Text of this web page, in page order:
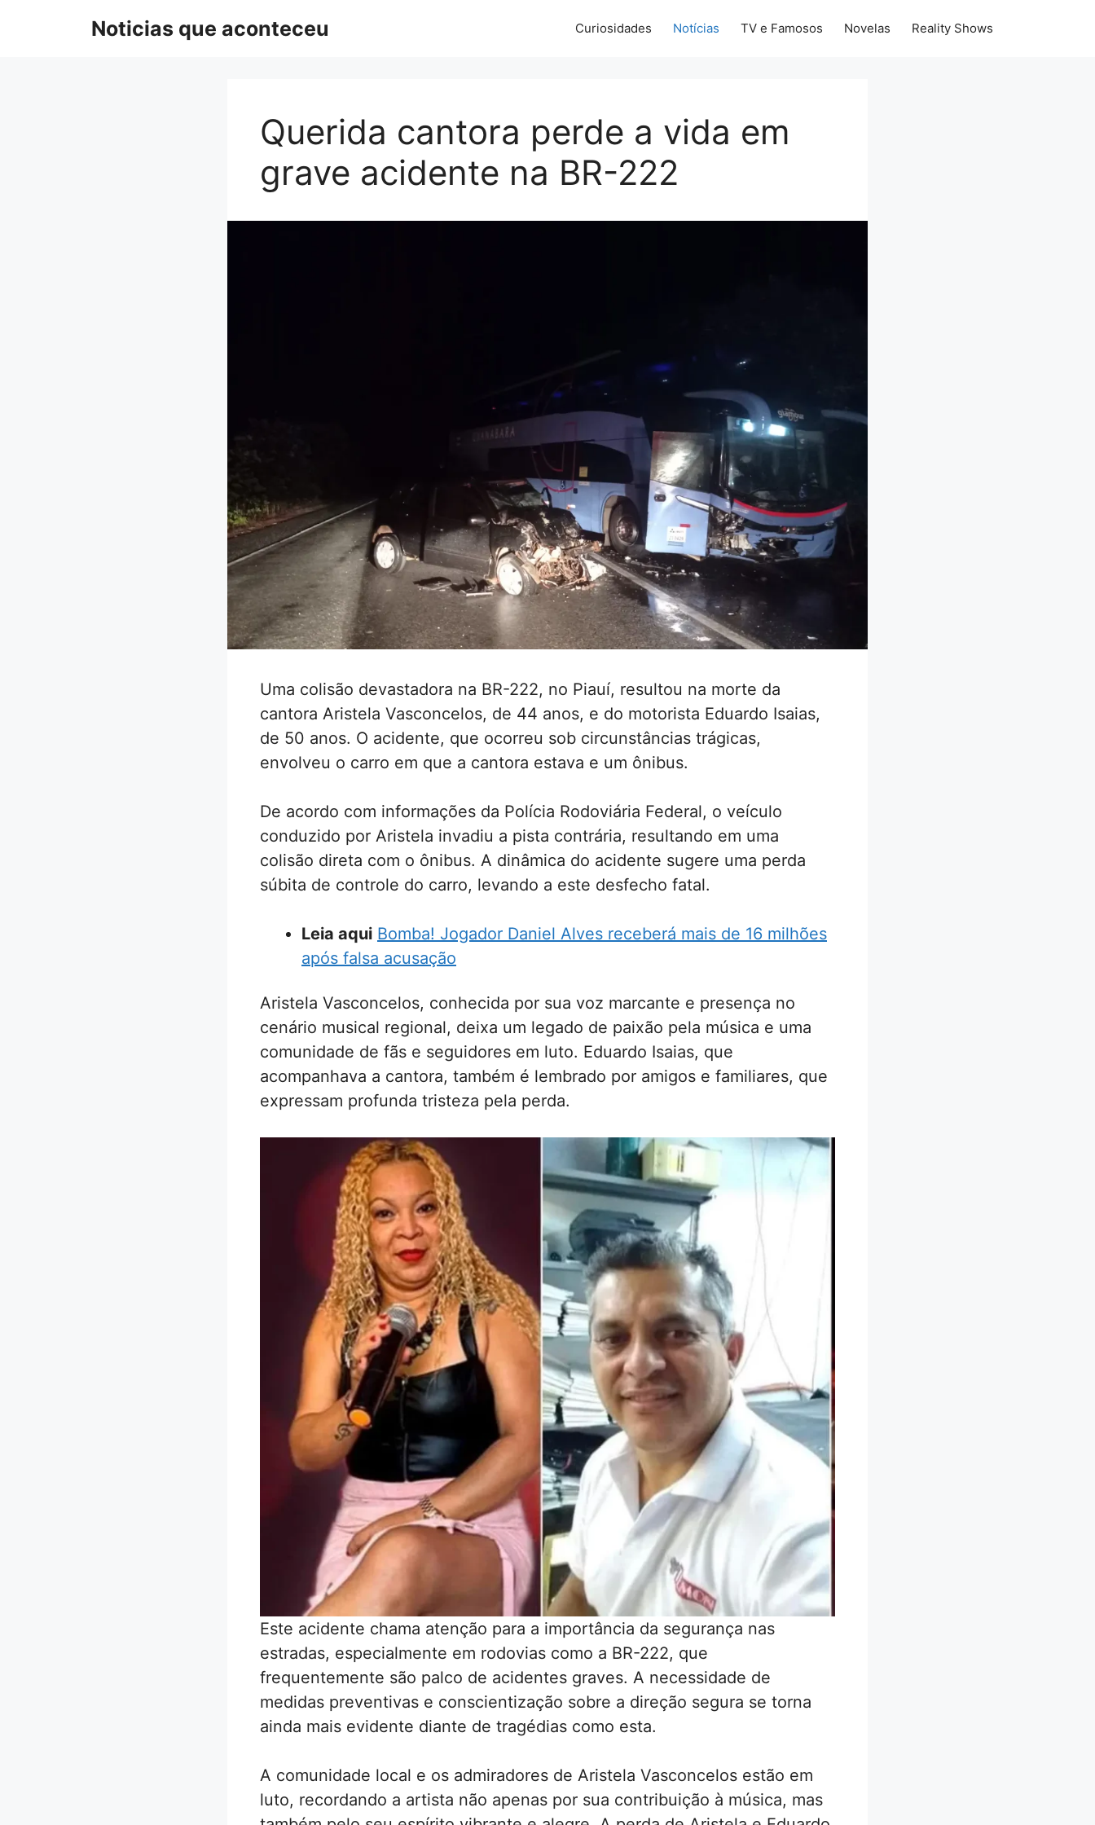
Noticias que aconteceu Curiosidades Notícias TV e Famosos Novelas Reality Shows
Querida cantora perde a vida em
grave acidente na BR-222
Uma colisão devastadora na BR-222, no Piauí, resultou na morte da
cantora Aristela Vasconcelos, de 44 anos, e do motorista Eduardo Isaias,
de 50 anos. O acidente, que ocorreu sob circunstâncias trágicas,
envolveu o carro em que a cantora estava e um ônibus.
De acordo com informações da Polícia Rodoviária Federal, o veículo
conduzido por Aristela invadiu a pista contrária, resultando em uma
colisão direta com o ônibus. A dinâmica do acidente sugere uma perda
súbita de controle do carro, levando a este desfecho fatal.
Leia aqui Bomba! Jogador Daniel Alves receberá mais de 16 milhões
após falsa acusação
Aristela Vasconcelos, conhecida por sua voz marcante e presença no
cenário musical regional, deixa um legado de paixão pela música e uma
comunidade de fãs e seguidores em luto. Eduardo Isaias, que
acompanhava a cantora, também é lembrado por amigos e familiares, que
expressam profunda tristeza pela perda.
Este acidente chama atenção para a importância da segurança nas
estradas, especialmente em rodovias como a BR-222, que
frequentemente são palco de acidentes graves. A necessidade de
medidas preventivas e conscientização sobre a direção segura se torna
ainda mais evidente diante de tragédias como esta.
A comunidade local e os admiradores de Aristela Vasconcelos estão em
luto, recordando a artista não apenas por sua contribuição à música, mas